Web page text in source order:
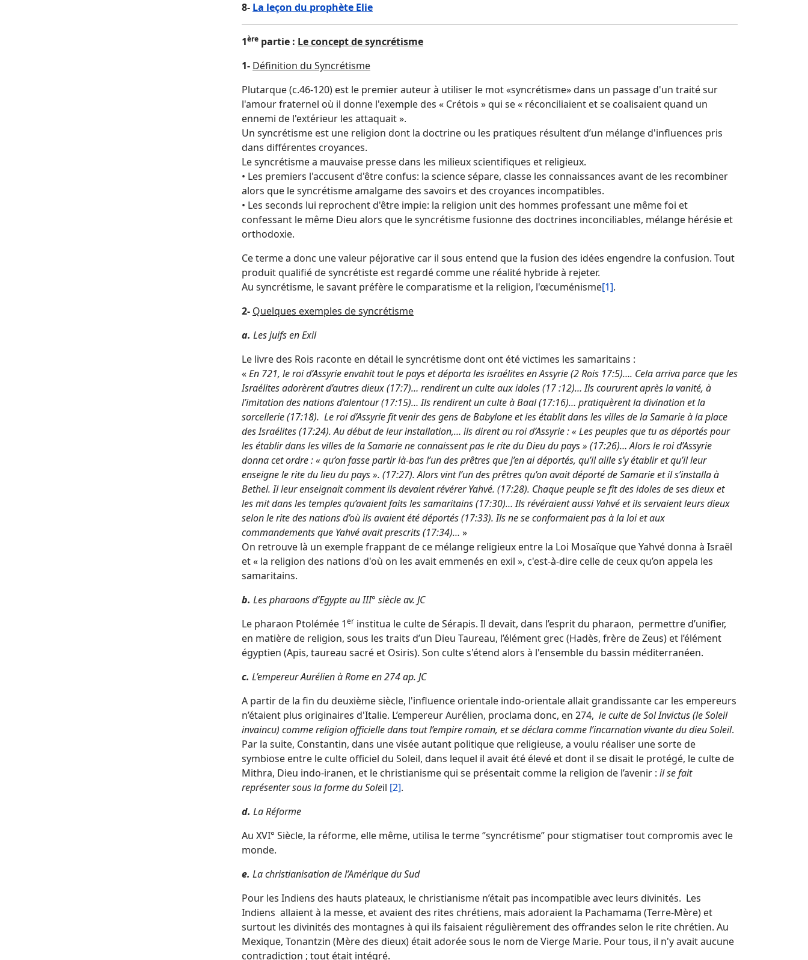
8- La leçon du prophète Elie
1ère partie : Le concept de syncrétisme
1- Définition du Syncrétisme
Plutarque (c.46-120) est le premier auteur à utiliser le mot «syncrétisme» dans un passage d'un traité sur
l'amour fraternel où il donne l'exemple des « Crétois » qui se « réconciliaient et se coalisaient quand un
ennemi de l'extérieur les attaquait ».
Un syncrétisme est une religion dont la doctrine ou les pratiques résultent d’un mélange d'influences pris
dans différentes croyances.
Le syncrétisme a mauvaise presse dans les milieux scientifiques et religieux.
• Les premiers l'accusent d'être confus: la science sépare, classe les connaissances avant de les recombiner
alors que le syncrétisme amalgame des savoirs et des croyances incompatibles.
• Les seconds lui reprochent d'être impie: la religion unit des hommes professant une même foi et
confessant le même Dieu alors que le syncrétisme fusionne des doctrines inconciliables, mélange hérésie et
orthodoxie.
Ce terme a donc une valeur péjorative car il sous entend que la fusion des idées engendre la confusion. Tout
produit qualifié de syncrétiste est regardé comme une réalité hybride à rejeter.
Au syncrétisme, le savant préfère le comparatisme et la religion, l'œcuménisme[1].
2- Quelques exemples de syncrétisme
a. Les juifs en Exil
Le livre des Rois raconte en détail le syncrétisme dont ont été victimes les samaritains :
«En 721, le roi d’Assyrie envahit tout le pays et déporta les israélites en Assyrie (2 Rois 17:5)…. Cela arriva parce que les
Israélites adorèrent d’autres dieux (17:7)… rendirent un culte aux idoles (17 :12)… Ils coururent après la vanité, à
l’imitation des nations d’alentour (17:15)… Ils rendirent un culte à Baal (17:16)… pratiquèrent la divination et la
sorcellerie (17:18). Le roi d’Assyrie fit venir des gens de Babylone et les établit dans les villes de la Samarie à la place
des Israélites (17:24). Au début de leur installation,… ils dirent au roi d’Assyrie : « Les peuples que tu as déportés pour
les établir dans les villes de la Samarie ne connaissent pas le rite du Dieu du pays » (17:26)… Alors le roi d’Assyrie
donna cet ordre : « qu’on fasse partir là-bas l’un des prêtres que j’en ai déportés, qu’il aille s’y établir et qu’il leur
enseigne le rite du lieu du pays ». (17:27). Alors vint l’un des prêtres qu’on avait déporté de Samarie et il s’installa à
Bethel. Il leur enseignait comment ils devaient révérer Yahvé. (17:28). Chaque peuple se fit des idoles de ses dieux et
les mit dans les temples qu’avaient faits les samaritains (17:30)… Ils révéraient aussi Yahvé et ils servaient leurs dieux
selon le rite des nations d’où ils avaient été déportés (17:33). Ils ne se conformaient pas à la loi et aux
commandements que Yahvé avait prescrits (17:34)… »
On retrouve là un exemple frappant de ce mélange religieux entre la Loi Mosaïque que Yahvé donna à Israël
et « la religion des nations d'où on les avait emmenés en exil », c'est-à-dire celle de ceux qu’on appela les
samaritains.
b. Les pharaons d’Egypte au III° siècle av. JC
Le pharaon Ptolémée 1er institua le culte de Sérapis. Il devait, dans l’esprit du pharaon, permettre d’unifier,
en matière de religion, sous les traits d’un Dieu Taureau, l’élément grec (Hadès, frère de Zeus) et l’élément
égyptien (Apis, taureau sacré et Osiris). Son culte s'étend alors à l'ensemble du bassin méditerranéen.
c. L’empereur Aurélien à Rome en 274 ap. JC
A partir de la fin du deuxième siècle, l'influence orientale indo-orientale allait grandissante car les empereurs
n’étaient plus originaires d'Italie. L’empereur Aurélien, proclama donc, en 274, le culte de Sol Invictus (le Soleil
invaincu) comme religion officielle dans tout l’empire romain, et se déclara comme l’incarnation vivante du dieu Soleil.
Par la suite, Constantin, dans une visée autant politique que religieuse, a voulu réaliser une sorte de
symbiose entre le culte officiel du Soleil, dans lequel il avait été élevé et dont il se disait le protégé, le culte de
Mithra, Dieu indo-iranen, et le christianisme qui se présentait comme la religion de l’avenir : il se fait
représenter sous la forme du Soleil [2].
d. La Réforme
Au XVI° Siècle, la réforme, elle même, utilisa le terme ‘’syncrétisme’’ pour stigmatiser tout compromis avec le
monde.
e. La christianisation de l’Amérique du Sud
Pour les Indiens des hauts plateaux, le christianisme n’était pas incompatible avec leurs divinités. Les
Indiens allaient à la messe, et avaient des rites chrétiens, mais adoraient la Pachamama (Terre-Mère) et
surtout les divinités des montagnes à qui ils faisaient régulièrement des offrandes selon le rite chrétien. Au
Mexique, Tonantzin (Mère des dieux) était adorée sous le nom de Vierge Marie. Pour tous, il n'y avait aucune
contradiction ; tout était intégré.